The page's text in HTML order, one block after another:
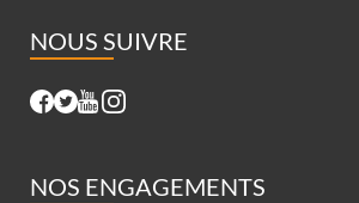
NOUS SUIVRE
NOS ENGAGEMENTS